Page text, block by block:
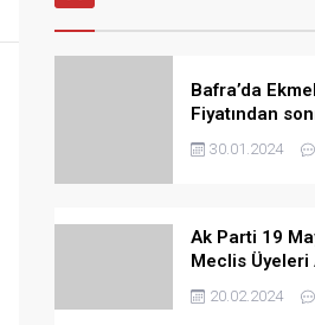
Bafra’da
Fiyatından
Zamda Dolmuş
Ücretlerine
30.01.2024
Ak Parti 19
Meclis Üyeleri
20.02.2024